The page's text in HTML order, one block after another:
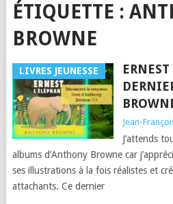
ÉTIQUETTE :
BROWNE
LIVRES JEUNESSE
Jean-
J’attends
albums d’Anthony Browne car
ses illustrations à la fois réalistes et
attachants. Ce dernier